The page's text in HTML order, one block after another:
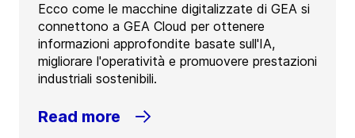
Ecco come le macchine digitalizzate di GEA si
connettono a GEA Cloud per ottenere
informazioni approfondite basate sull'IA,
migliorare l'operatività e promuovere prestazioni
industriali sostenibili.
Read more